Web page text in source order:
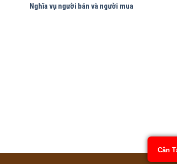
Cân
Nghĩa vụ người bán và người mua